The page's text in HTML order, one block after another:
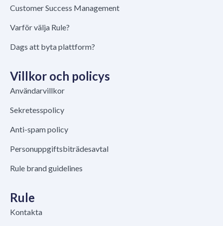
Customer Success Management
Varför välja Rule?
Dags att byta plattform?
Villkor och policys
Användarvillkor
Sekretesspolicy
Anti-spam policy
Personuppgiftsbiträdesavtal
Rule brand guidelines
Rule
Kontakta